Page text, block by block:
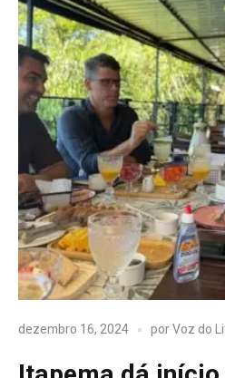
dezembro 16, 2024 porVoz do